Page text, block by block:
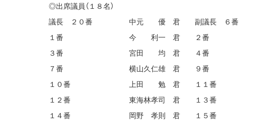
◎出席議員（１８名）
議長 ２０番
中元 優 君 副議長 ６番
１番
今 利一 君 ２番
３番
宮田 均 君 ４番
７番
横山久仁雄 君 ９番
１０番
上田 勉 君 １１番
１２番
東海林孝司 君 １３番
１４番
岡野 孝則 君 １５番